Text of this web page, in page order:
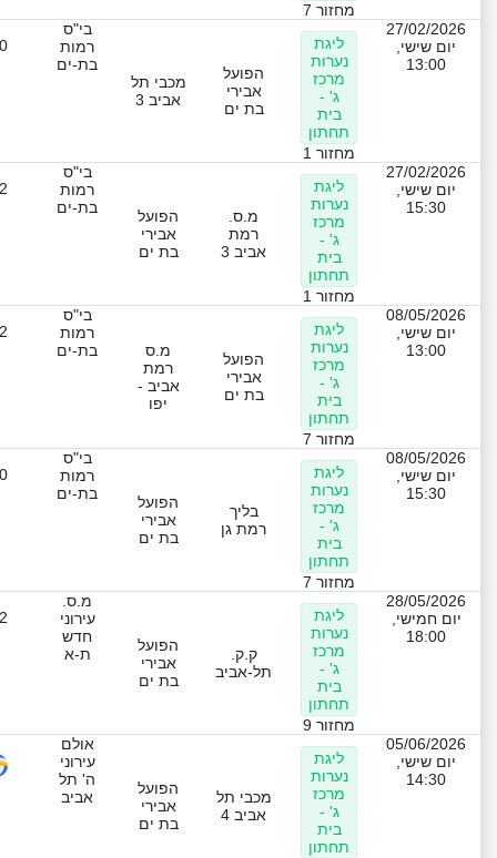
מחזור 7
27/02/2026
יום שישי,
13:00
ליגת
נערות
מרכז
ג' -
בית
תחתון
מחזור 1
הפועל
אבירי
בת ים
מכבי תל
אביב 3
בי"ס
רמות
בת-ים
27/02/2026
יום שישי,
15:30
ליגת
נערות
מרכז
ג' -
בית
תחתון
מחזור 1
מ.ס.
רמת
אביב 3
הפועל
אבירי
בת ים
בי"ס
רמות
בת-ים
08/05/2026
יום שישי,
13:00
ליגת
נערות
מרכז
ג' -
בית
תחתון
מחזור 7
הפועל
אבירי
בת ים
מ.ס
רמת
אביב -
יפו
בי"ס
רמות
בת-ים
08/05/2026
יום שישי,
15:30
ליגת
נערות
מרכז
ג' -
בית
תחתון
מחזור 7
בליך
רמת גן
הפועל
אבירי
בת ים
בי"ס
רמות
בת-ים
28/05/2026
יום חמישי,
18:00
ליגת
נערות
מרכז
ג' -
בית
תחתון
מחזור 9
ק.ק.
תל-אביב
הפועל
אבירי
בת ים
מ.ס.
עירוני
חדש
ת-א
05/06/2026
יום שישי,
14:30
ליגת
נערות
מרכז
ג' -
בית
תחתון
מכבי תל
אביב 4
הפועל
אבירי
בת ים
אולם
עירוני
ה' תל
אביב